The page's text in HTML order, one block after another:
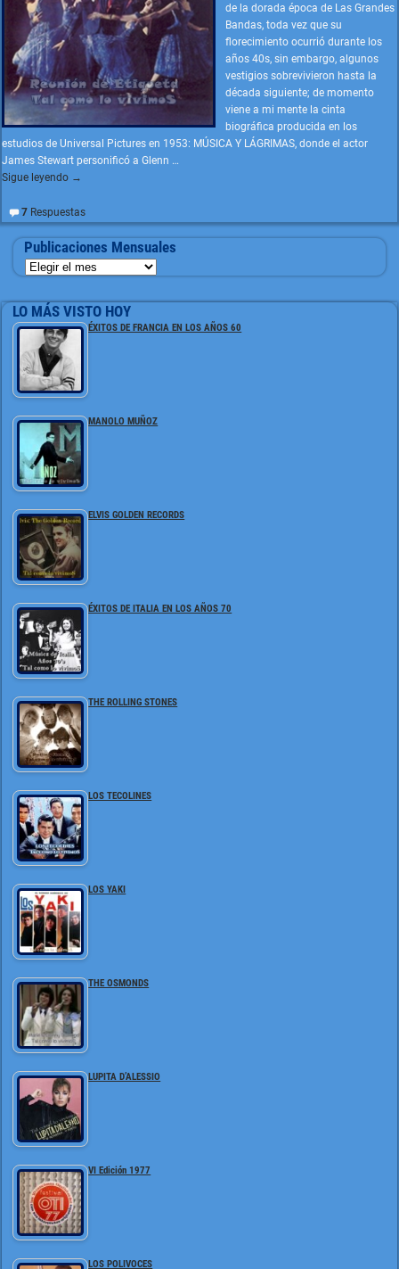
de la dorada época de Las Grandes
Bandas, toda vez que su
florecimiento ocurrió durante los
años 40s, sin embargo, algunos
vestigios sobrevivieron hasta la
década siguiente; de momento
viene a mi mente la cinta
biográfica producida en los
estudios de Universal Pictures en 1953: MÚSICA Y LÁGRIMAS, donde el actor
James Stewart personificó a Glenn …
Sigue leyendo →
7Respuestas
Publicaciones Mensuales
LO MÁS VISTO HOY
ÉXITOS DE FRANCIA EN LOS AÑOS 60
MANOLO MUÑOZ
ELVIS GOLDEN RECORDS
ÉXITOS DE ITALIA EN LOS AÑOS 70
THE ROLLING STONES
LOS TECOLINES
LOS YAKI
THE OSMONDS
LUPITA D’ALESSIO
VI Edición 1977
LOS POLIVOCES